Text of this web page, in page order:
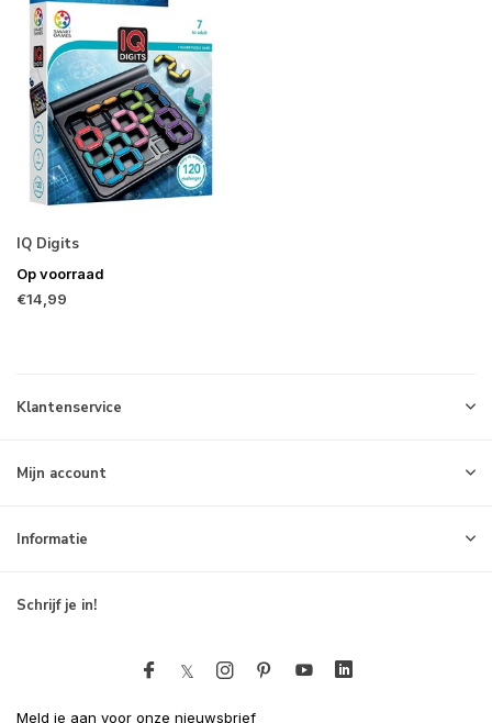
IQ Digits
Op voorraad
€14,99
Klantenservice
Mijn account
Informatie
Schrijf je in!
Meld je aan voor onze nieuwsbrief